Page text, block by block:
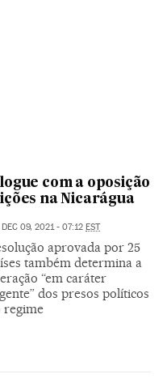
com a oposição
na Nicarágua
DEC 09, 2021 - 07:12 EST
aprovada por 25
também determina a
“em caráter
dos presos políticos
regime